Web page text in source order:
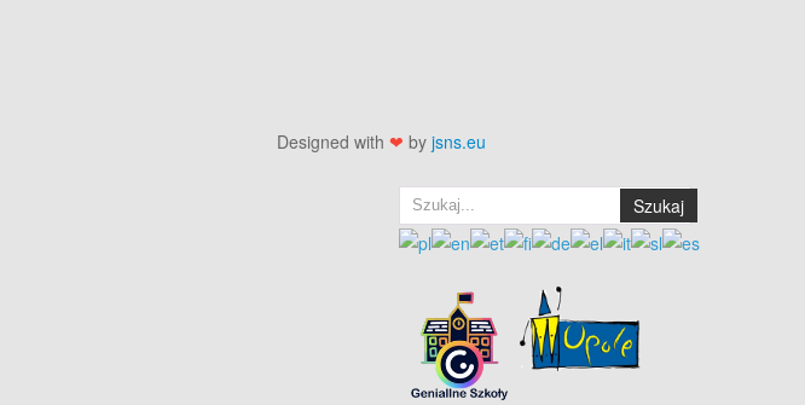
Designed with ❤ by jsns.eu
Szukaj